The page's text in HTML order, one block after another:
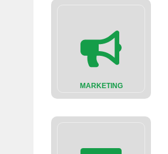
MARKETING